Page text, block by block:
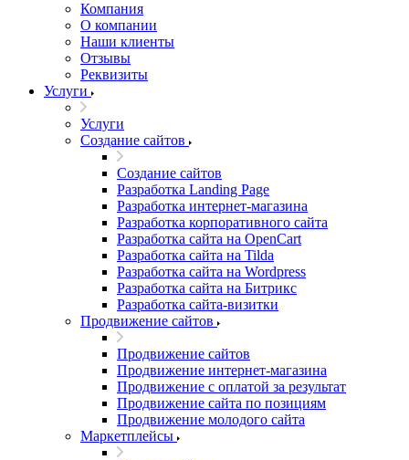
Компания
О компании
Наши клиенты
Отзывы
Реквизиты
Услуги
Услуги
Создание сайтов
Создание сайтов
Разработка Landing Page
Разработка интернет-магазина
Разработка корпоративного сайта
Разработка сайта на OpenCart
Разработка сайта на Tilda
Разработка сайта на Wordpress
Разработка сайта на Битрикс
Разработка сайта-визитки
Продвижение сайтов
Продвижение сайтов
Продвижение интернет-магазина
Продвижение с оплатой за результат
Продвижение сайта по позициям
Продвижение молодого сайта
Маркетплейсы